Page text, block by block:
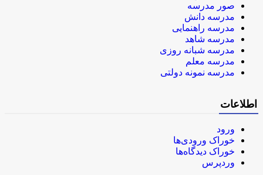
صور مدرسه
مدرسه دانش
مدرسه راهنمایی
مدرسه شاهد
مدرسه شبانه روزی
مدرسه معلم
مدرسه نمونه دولتی
اطلاعات
ورود
خوراک ورودی‌ها
خوراک دیدگاه‌ها
وردپرس